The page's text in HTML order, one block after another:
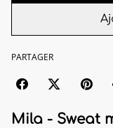
PARTAGER
Mila - Sweat